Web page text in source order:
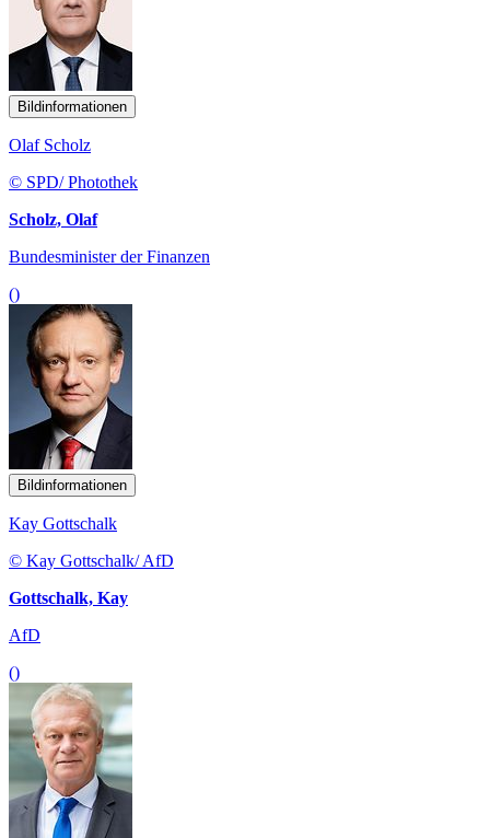
Bildinformationen
Olaf Scholz
© SPD/ Photothek
Scholz, Olaf
Bundesminister der Finanzen
()
Bildinformationen
Kay Gottschalk
© Kay Gottschalk/ AfD
Gottschalk, Kay
AfD
()